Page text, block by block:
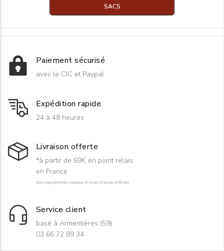
SACS
Paiement sécurisé
avec le CIC et Paypal
Expédition rapide
24 à 48 heures
Livraison offerte
*à partir de 69€ en point relais
en France
hors suppléments rouleaux et zones d'accès difficiles
Service client
basé à Armentières (59)
03 66 72 89 34